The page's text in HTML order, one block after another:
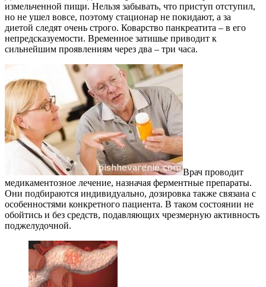
измельченной пищи. Нельзя забывать, что приступ отступил,
но не ушел вовсе, поэтому стационар не покидают, а за
диетой следят очень строго. Коварство панкреатита – в его
непредсказуемости. Временное затишье приводит к
сильнейшим проявлениям через два – три часа.
Врач проводит
медикаментозное лечение, назначая ферментные препараты.
Они подбираются индивидуально, дозировка также связана с
особенностями конкретного пациента. В таком состоянии не
обойтись и без средств, подавляющих чрезмерную активность
поджелудочной.